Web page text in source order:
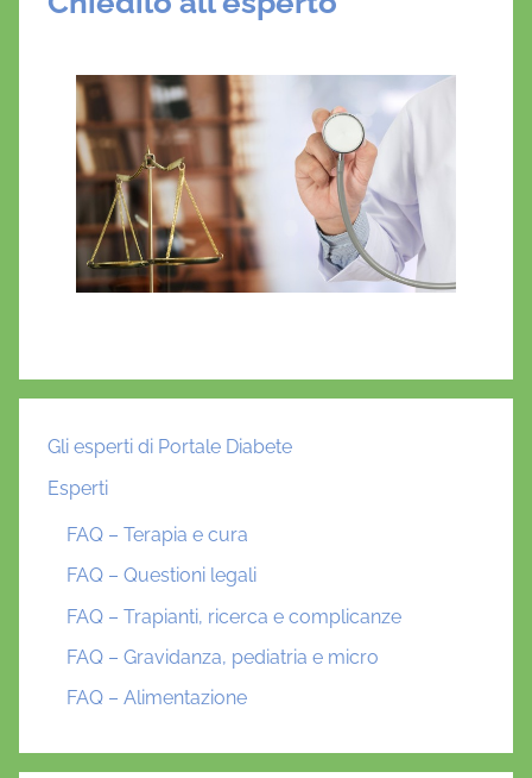
Gli esperti di Portale Diabete
Esperti
FAQ – Terapia e cura
FAQ – Questioni legali
FAQ – Trapianti, ricerca e complicanze
FAQ – Gravidanza, pediatria e micro
FAQ – Alimentazione